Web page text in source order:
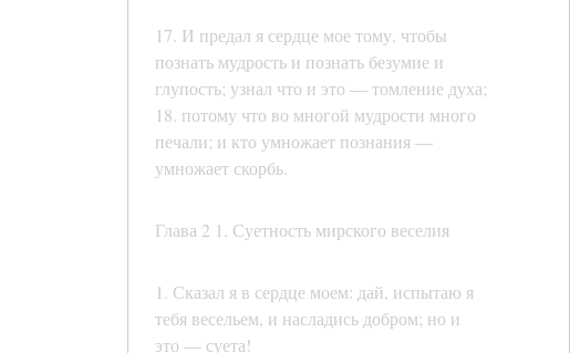
17. И предал я сердце мое тому, чтобы
познать мудрость и познать безумие и
глупость; узнал что и это — томление духа;
18. потому что во многой мудрости много
печали; и кто умножает познания —
умножает скорбь.
Глава 2 1. Суетность мирского веселия
1. Сказал я в сердце моем: дай, испытаю я
тебя весельем, и насладись добром; но и
это — суета!